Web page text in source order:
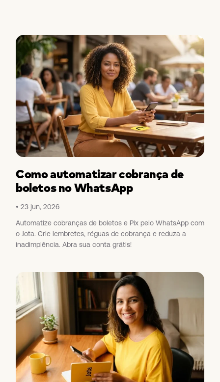
Como automatizar cobrança de
boletos no WhatsApp
23 jun, 2026
Automatize cobranças de boletos e Pix pelo WhatsApp com
o Jota. Crie lembretes, réguas de cobrança e reduza a
inadimplência. Abra sua conta grátis!